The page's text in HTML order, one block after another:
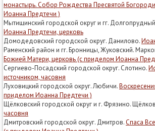
монастырь. Собор Рождества Пресвятой
Иоанна Предтечи )
Мытищинский городской округ и гг.
Иоанна Предтечи, церковь
Домодедовский городской округ. Данилово.
Раменский район и гг. Бронницы, Жуковский.
Божией Матери, церковь (с приделом Иоанна
Сергиево-Посадский городской округ. Слотино.
источником, часовня
Луховицкий городской округ. Любичи.
приделом Иоанна Предтечи )
Щёлковский городской округ и г. Фрязино.
часовня
Дмитровский городской округ. Дмитров.Спаса